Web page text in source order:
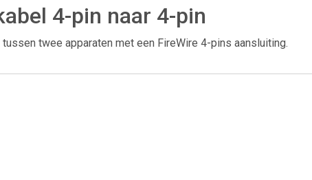
4-pin naar 4-pin
twee apparaten met een FireWire 4-pins aansluiting.